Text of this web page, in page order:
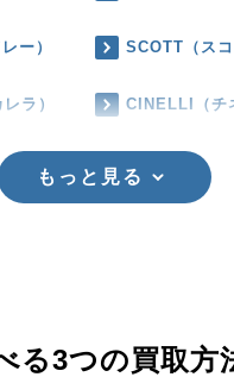
ー） SCOTT（スコ
ラ） CINELLI（チ
もっと見る
る3つの買取方